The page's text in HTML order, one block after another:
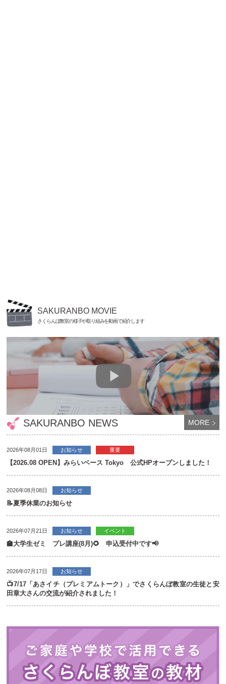
SAKURANBO NEWS MORE
2026年08月01日 お知らせ 重要
【2026.08 OPEN】みらいベース Tokyo 公式HPオープンしました！
2026年08月08日 お知らせ
📝夏季休業のお知らせ
2026年07月21日 お知らせ イベント
🏫大学生ゼミ プレ講座(8月)🌻 申込受付中です📢
2026年07月17日 お知らせ
📺7/17「あさイチ（プレミアムトーク）」でさくらんぼ教室の生徒と安
田章大さんの交流が紹介されました！
SAKURANBO MOVIE
さくらんぼ教室の様子や取り組みを動画で紹介します